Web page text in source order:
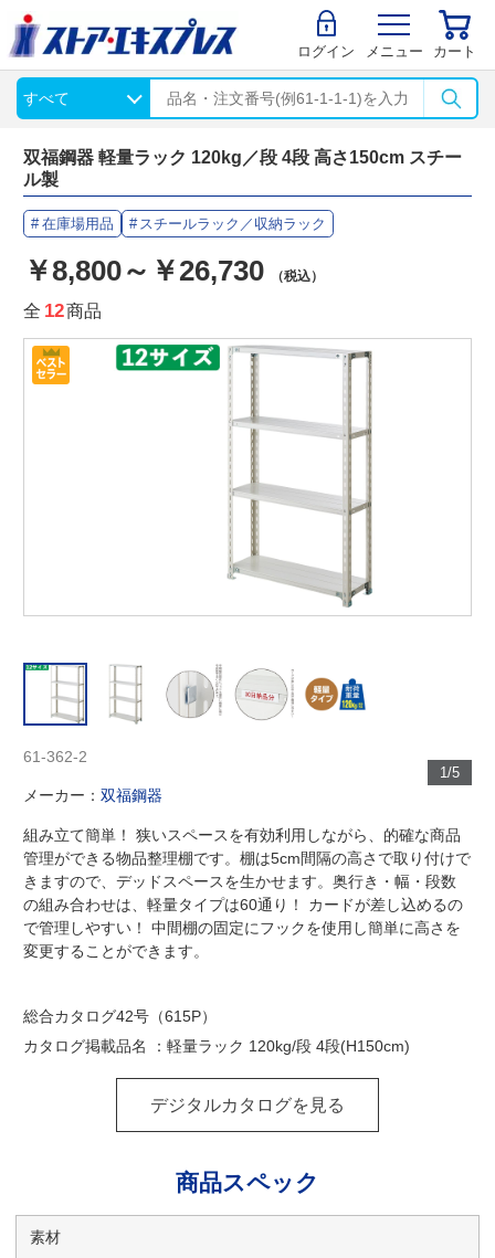
ログイン メニュー カート
双福鋼器 軽量ラック 120kg／段 4段 高さ150cm スチー
ル製
在庫場用品 スチールラック／収納ラック
￥8,800～￥26,730 （税込）
全 12商品
1/5
61-362-2
メーカー：双福鋼器
組み立て簡単！ 狭いスペースを有効利用しながら、的確な商品
管理ができる物品整理棚です。棚は5cm間隔の高さで取り付けで
きますので、デッドスペースを生かせます。奥行き・幅・段数
の組み合わせは、軽量タイプは60通り！ カードが差し込めるの
で管理しやすい！ 中間棚の固定にフックを使用し簡単に高さを
変更することができます。
総合カタログ42号（615P）
カタログ掲載品名 ：軽量ラック 120kg/段 4段(H150cm)
デジタルカタログを見る
商品スペック
素材